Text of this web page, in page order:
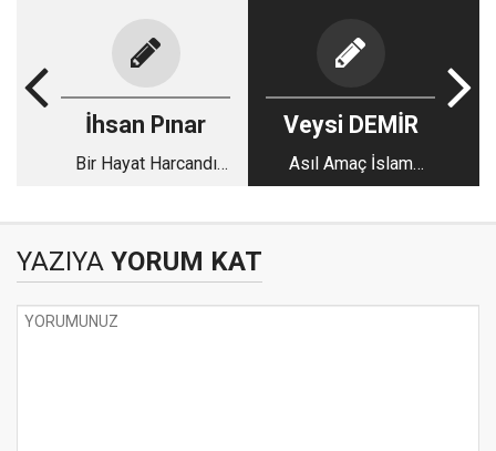
İhsan Pınar
Bir Hayat Harcandı
Veysi DEMİR
Asıl Amaç İslam
Rejimini Yıkmak!
YAZIYA YORUM KAT